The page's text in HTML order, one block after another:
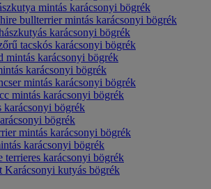
mintás karácsonyi bögrék
bullterrier mintás karácsonyi bögrék
karácsonyi bögrék
tacskós karácsonyi bögrék
mintás karácsonyi bögrék
karácsonyi bögrék
mintás karácsonyi bögrék
mintás karácsonyi bögrék
karácsonyi bögrék
bögrék
mintás karácsonyi bögrék
karácsonyi bögrék
terrieres karácsonyi bögrék
Karácsonyi kutyás bögrék